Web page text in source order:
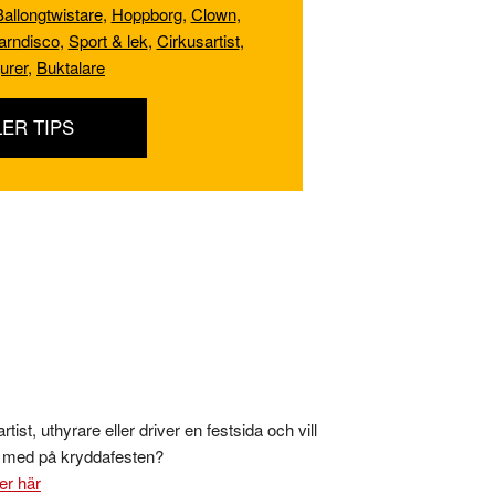
, Hoppborg, Clown,
, Sport & lek, Cirkusartist,
, Buktalare
TIPS
uthyrare eller driver en festsida och vill
på kryddafesten?
här